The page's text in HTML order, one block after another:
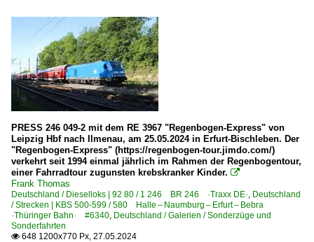
PRESS 246 049-2 mit dem RE 3967 "Regenbogen-Express" von
Leipzig Hbf nach Ilmenau, am 25.05.2024 in Erfurt-Bischleben. Der
"Regenbogen-Express" (https://regenbogen-tour.jimdo.com/)
verkehrt seit 1994 einmal jährlich im Rahmen der Regenbogentour,
einer Fahrradtour zugunsten krebskranker Kinder. 
Frank Thomas
Deutschland / Dieselloks | 92 80 / 1 246 BR 246 ·Traxx DE·, Deutschland
/ Strecken | KBS 500-599 / 580 Halle – Naumburg – Erfurt – Bebra
·Thüringer Bahn· #6340, Deutschland / Galerien / Sonderzüge und
Sonderfahrten
 648 1200x770 Px, 27.05.2024